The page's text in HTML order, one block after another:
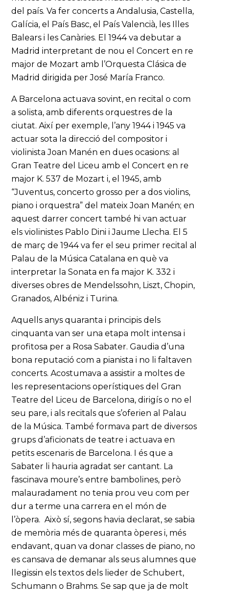
del país. Va fer concerts a Andalusia, Castella,
Galícia, el País Basc, el País Valencià, les Illes
Balears i les Canàries. El 1944 va debutar a
Madrid interpretant de nou el Concert en re
major de Mozart amb l’Orquesta Clásica de
Madrid dirigida per José María Franco.
A Barcelona actuava sovint, en recital o com
a solista, amb diferents orquestres de la
ciutat. Així per exemple, l’any 1944 i 1945 va
actuar sota la direcció del compositor i
violinista Joan Manén en dues ocasions: al
Gran Teatre del Liceu amb el Concert en re
major K. 537 de Mozart i, el 1945, amb
“Juventus, concerto grosso per a dos violins,
piano i orquestra” del mateix Joan Manén; en
aquest darrer concert també hi van actuar
els violinistes Pablo Dini i Jaume Llecha. El 5
de març de 1944 va fer el seu primer recital al
Palau de la Música Catalana en què va
interpretar la Sonata en fa major K. 332 i
diverses obres de Mendelssohn, Liszt, Chopin,
Granados, Albéniz i Turina.
Aquells anys quaranta i principis dels
cinquanta van ser una etapa molt intensa i
profitosa per a Rosa Sabater. Gaudia d’una
bona reputació com a pianista i no li faltaven
concerts. Acostumava a assistir a moltes de
les representacions operístiques del Gran
Teatre del Liceu de Barcelona, dirigís o no el
seu pare, i als recitals que s’oferien al Palau
de la Música. També formava part de diversos
grups d’aficionats de teatre i actuava en
petits escenaris de Barcelona. I és que a
Sabater li hauria agradat ser cantant. La
fascinava moure’s entre bambolines, però
malauradament no tenia prou veu com per
dur a terme una carrera en el món de
l’òpera. Això sí, segons havia declarat, se sabia
de memòria més de quaranta òperes i, més
endavant, quan va donar classes de piano, no
es cansava de demanar als seus alumnes que
llegissin els textos dels lieder de Schubert,
Schumann o Brahms. Se sap que ja de molt